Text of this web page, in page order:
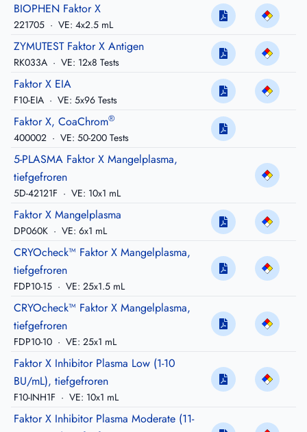
BIOPHEN Faktor X
221705 · VE: 4x2.5 mL
ZYMUTEST Faktor X Antigen
RK033A · VE: 12x8 Tests
Faktor X EIA
F10-EIA · VE: 5x96 Tests
Faktor X, CoaChrom®
400002 · VE: 50-200 Tests
5-PLASMA Faktor X Mangelplasma,
tiefgefroren
5D-42121F · VE: 10x1 mL
Faktor X Mangelplasma
DP060K · VE: 6x1 mL
CRYOcheck™ Faktor X Mangelplasma,
tiefgefroren
FDP10-15 · VE: 25x1.5 mL
CRYOcheck™ Faktor X Mangelplasma,
tiefgefroren
FDP10-10 · VE: 25x1 mL
Faktor X Inhibitor Plasma Low (1-10
BU/mL), tiefgefroren
F10-INH1F · VE: 10x1 mL
Faktor X Inhibitor Plasma Moderate (11-